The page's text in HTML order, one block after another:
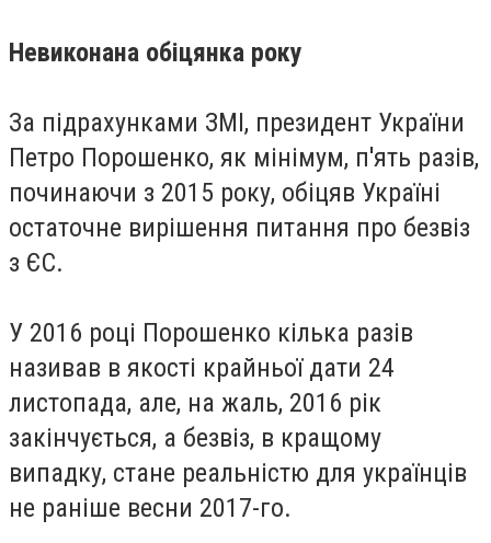
Невиконана обіцянка року
За підрахунками ЗМІ, президент України
Петро Порошенко, як мінімум, п'ять разів,
починаючи з 2015 року, обіцяв Україні
остаточне вирішення питання про безвіз
з ЄС.
У 2016 році Порошенко кілька разів
називав в якості крайньої дати 24
листопада, але, на жаль, 2016 рік
закінчується, а безвіз, в кращому
випадку, стане реальністю для українців
не раніше весни 2017-го.